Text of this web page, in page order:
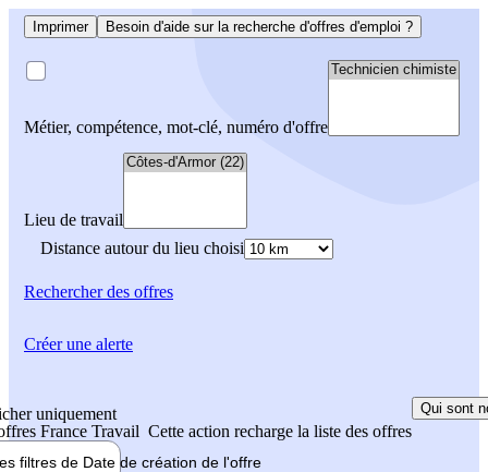
Imprimer Besoin d'aide sur la recherche d'offres d'emploi ?
Métier, compétence, mot-clé, numéro d'offre
Lieu de travail
Distance autour du lieu choisi
Rechercherdes offres
uniquement
France Travail Cette action recharge la liste des offres
Qui sont
filtres de Date de création de l'offre
Créer une alerte